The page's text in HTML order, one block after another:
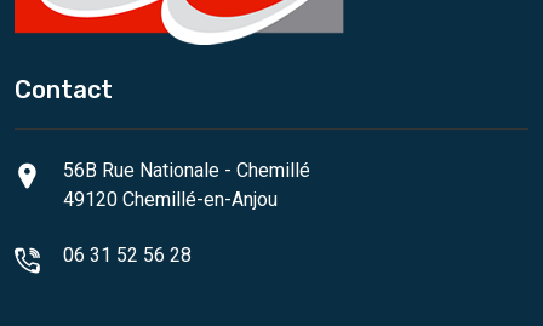
Contact
56B Rue Nationale - Chemillé
49120 Chemillé-en-Anjou
06 31 52 56 28